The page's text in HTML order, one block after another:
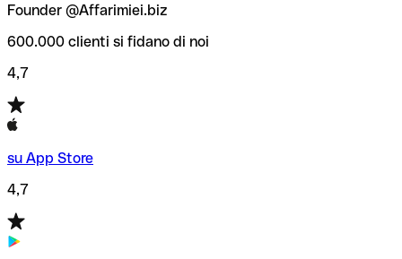
Founder @Affarimiei.biz
600.000 clienti si fidano di noi
4,7
su App Store
4,7